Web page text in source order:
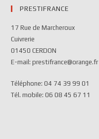
PRESTIFRANCE
17 Rue de Marcheroux
Cuivrerie
01450 CERDON
E-mail: prestifrance@orange.fr
Téléphone: 04 74 39 99 01
Tél. mobile: 06 08 45 67 11